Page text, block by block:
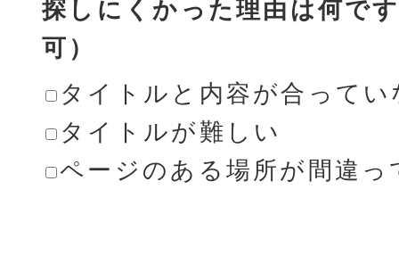
探しにくかった理由は何で
可）
タイトルと内容が合ってい
タイトルが難しい
ページのある場所が間違っ